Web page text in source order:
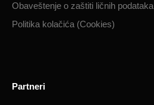
Obaveštenje o zaštiti ličnih podataka​
Politika kolačića (Cookies)
Partneri